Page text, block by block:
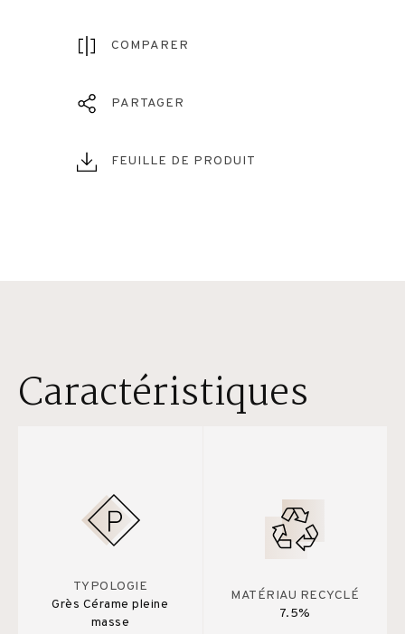
COMPARER
PARTAGER
FEUILLE DE PRODUIT
Caractéristiques
TYPOLOGIE
Grès Cérame pleine
masse
MATÉRIAU RECYCLÉ
7.5%